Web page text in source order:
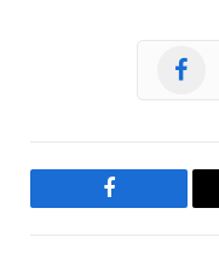
Facebook